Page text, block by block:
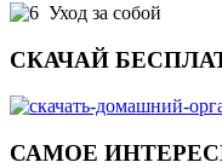
Уход за собой
СКАЧАЙ
САМОЕ